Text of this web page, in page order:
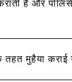
है और
मुहैया कराई